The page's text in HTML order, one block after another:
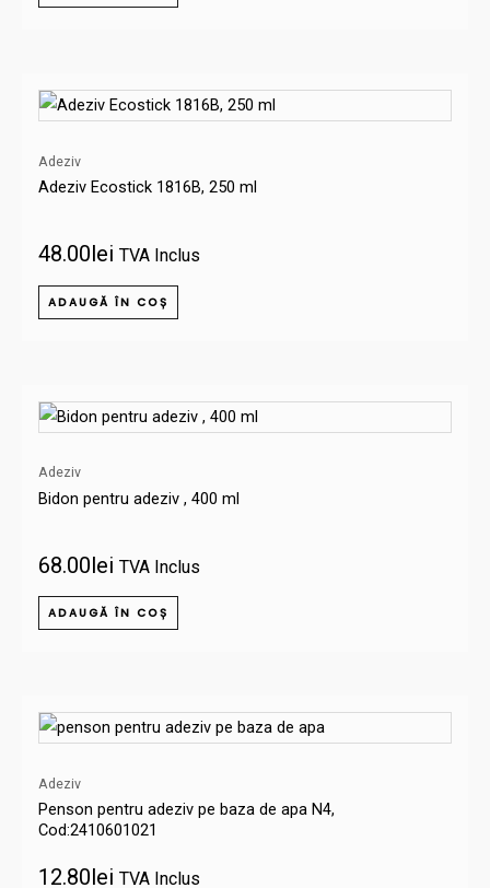
Adeziv
Adeziv Ecostick 1816B, 250 ml
48.00 lei TVA Inclus
ADAUGĂ ÎN COȘ
Adeziv
Bidon pentru adeziv , 400 ml
68.00lei TVA Inclus
ADAUGĂ ÎN COȘ
Adeziv
Penson pentru adeziv pe baza de apa N4,
Cod:2410601021
12.80lei TVA Inclus